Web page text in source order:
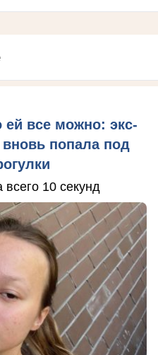
ей все можно: экс-
попала под
10 секунд